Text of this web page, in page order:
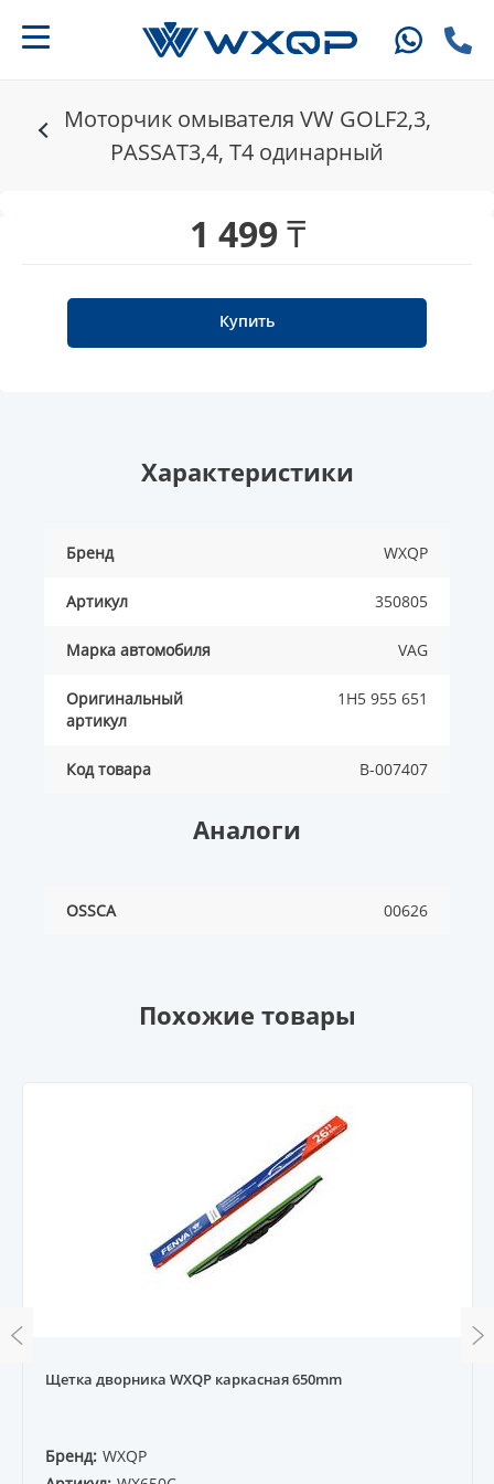
Моторчик омывателя VW GOLF2,3,
PASSAT3,4, T4 одинарный
1 499 ₸
Купить
Характеристики
Бренд WXQP
Артикул 350805
Марка автомобиля VAG
Оригинальный
артикул
1H5 955 651
Код товара B-007407
Аналоги
OSSCA 00626
Похожие товары
Щетка дворника WXQP каркасная 650mm
Бренд: WXQP